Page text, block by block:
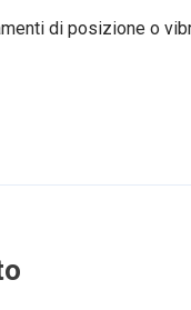
di posizione o